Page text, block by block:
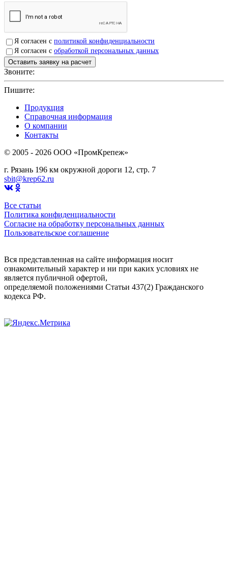
Я согласен с политикой конфиденциальности
Я согласен с обработкой персональных данных
Звоните:
Пишите:
Продукция
Справочная информация
О компании
Контакты
© 2005 - 2026 OOO «ПромКрепеж»
г. Рязань 196 км окружной дороги 12, стр. 7
sbit@krep62.ru
Все статьи
Политика конфиденциальности
Согласие на обработку персональных данных
Пользовательское соглашение
Вся представленная на сайте информация носит
ознакомительный характер и ни при каких условиях не
является публичной офертой,
определяемой положениями Статьи 437(2) Гражданского
кодекса РФ.